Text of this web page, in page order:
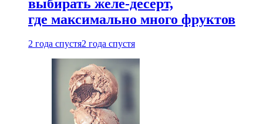
выбирать желе-десерт,
где максимально много фруктов
2 года спустя2 года спустя